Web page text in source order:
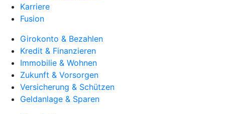
Karriere
Fusion
Girokonto & Bezahlen
Kredit & Finanzieren
Immobilie & Wohnen
Zukunft & Vorsorgen
Versicherung & Schützen
Geldanlage & Sparen